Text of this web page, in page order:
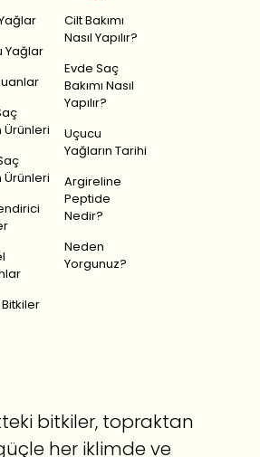
Yağlar
Ürünleri
Ürünleri
Cilt Bakımı
Nasıl Yapılır?
Evde Saç
Bakımı Nasıl
Yapılır?
Uçucu
Yağların Tarihi
Argireline
Peptide
Nedir?
Neden
Yorgunuz?
bitkiler, topraktan
her iklimde ve